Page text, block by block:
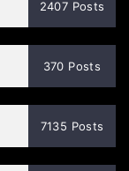
2407 Posts
370 Posts
7135 Posts